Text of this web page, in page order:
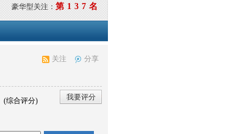
豪华型关注：第137名
关注 分享
(综合评分)
我要评分